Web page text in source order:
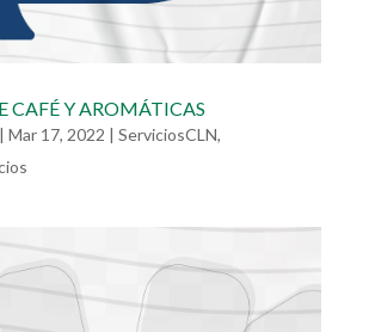
CAFÉ Y AROMÁTICAS
| Mar 17, 2022 | ServiciosCLN,